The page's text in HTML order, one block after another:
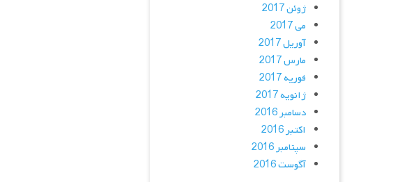
ژوئن 2017
می 2017
آوریل 2017
مارس 2017
فوریه 2017
ژانویه 2017
دسامبر 2016
اکتبر 2016
سپتامبر 2016
آگوست 2016